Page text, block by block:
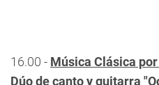
16.00 - Música Clásica
Dúo de canto y guitarra